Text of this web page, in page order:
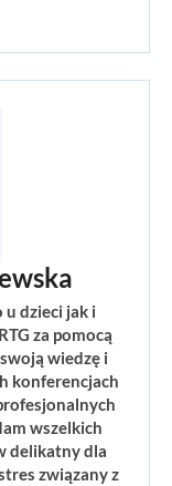
dzieci jak i
za pomocą
wiedzę i
konferencjach
wszelkich
delikatny dla
związany z